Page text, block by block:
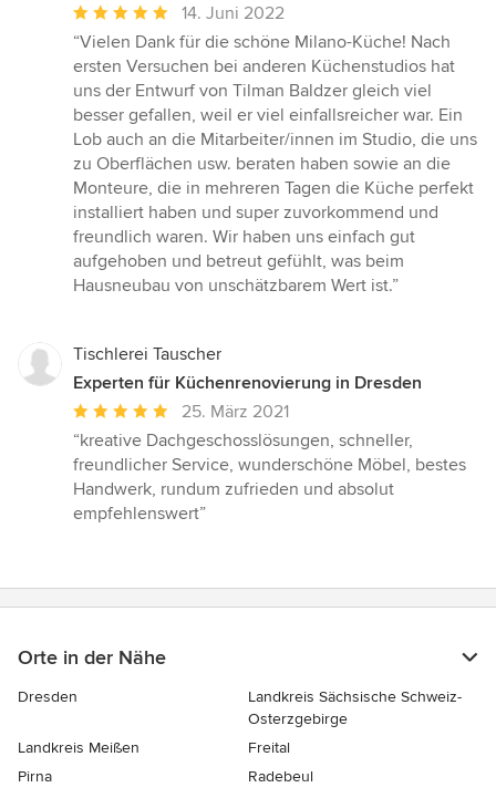
Durchschnittliche
Bewertung:
5
von
5
Sternen
14. Juni 2022
“Vielen Dank für die schöne Milano-Küche! Nach
ersten Versuchen bei anderen Küchenstudios hat
uns der Entwurf von Tilman Baldzer gleich viel
besser gefallen, weil er viel einfallsreicher war. Ein
Lob auch an die Mitarbeiter/innen im Studio, die uns
zu Oberflächen usw. beraten haben sowie an die
Monteure, die in mehreren Tagen die Küche perfekt
installiert haben und super zuvorkommend und
freundlich waren. Wir haben uns einfach gut
aufgehoben und betreut gefühlt, was beim
Hausneubau von unschätzbarem Wert ist.”
Tischlerei Tauscher
Experten für Küchenrenovierung in Dresden
Durchschnittliche
Bewertung:
5
von
5
25. März 2021
“kreative Dachgeschosslösungen, schneller,
freundlicher Service, wunderschöne Möbel, bestes
Handwerk, rundum zufrieden und absolut
empfehlenswert”
Orte in der Nähe
Dresden
Landkreis Sächsische Schweiz-
Osterzgebirge
Landkreis Meißen
Freital
Pirna
Radebeul